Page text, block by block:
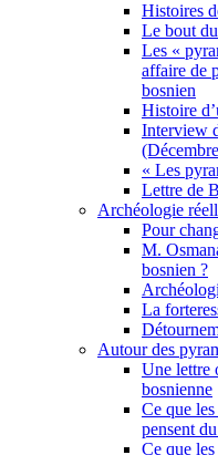
Histoires
Le bout
Les «
affaire de
bosnien
Histoire
Interview
« Les
Lettre de
Archéologie
Pour
M.
bosnien ?
La
Autour des
Une lettre
bosnienne
Ce que
pensent
Ce que